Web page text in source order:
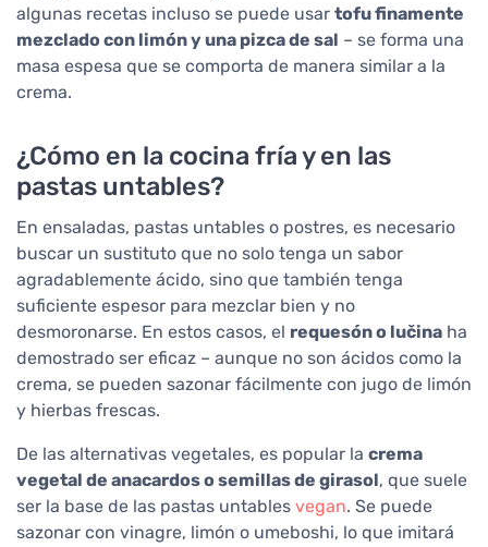
algunas recetas incluso se puede usar tofu finamente
mezclado con limón y una pizca de sal – se forma una
masa espesa que se comporta de manera similar a la
crema.
¿Cómo en la cocina fría y en las
pastas untables?
En ensaladas, pastas untables o postres, es necesario
buscar un sustituto que no solo tenga un sabor
agradablemente ácido, sino que también tenga
suficiente espesor para mezclar bien y no
desmoronarse. En estos casos, el requesón o lučina ha
demostrado ser eficaz – aunque no son ácidos como la
crema, se pueden sazonar fácilmente con jugo de limón
y hierbas frescas.
De las alternativas vegetales, es popular la crema
vegetal de anacardos o semillas de girasol, que suele
ser la base de las pastas untables vegan. Se puede
sazonar con vinagre, limón o umeboshi, lo que imitará